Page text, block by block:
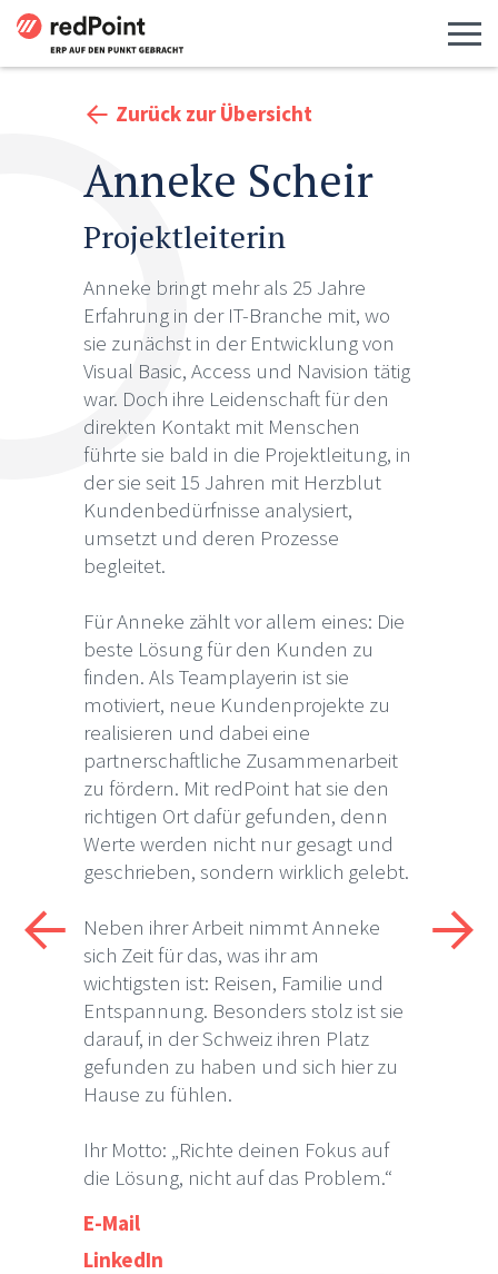
Zurück zur Übersicht
Anneke Scheir
Projektleiterin
Anneke bringt mehr als 25 Jahre
Erfahrung in der IT-Branche mit, wo
sie zunächst in der Entwicklung von
Visual Basic, Access und Navision tätig
war. Doch ihre Leidenschaft für den
direkten Kontakt mit Menschen
führte sie bald in die Projektleitung, in
der sie seit 15 Jahren mit Herzblut
Kundenbedürfnisse analysiert,
umsetzt und deren Prozesse
begleitet.
Für Anneke zählt vor allem eines: Die
beste Lösung für den Kunden zu
finden. Als Teamplayerin ist sie
motiviert, neue Kundenprojekte zu
realisieren und dabei eine
partnerschaftliche Zusammenarbeit
zu fördern. Mit redPoint hat sie den
richtigen Ort dafür gefunden, denn
Werte werden nicht nur gesagt und
geschrieben, sondern wirklich gelebt.
Neben ihrer Arbeit nimmt Anneke
sich Zeit für das, was ihr am
wichtigsten ist: Reisen, Familie und
Entspannung. Besonders stolz ist sie
darauf, in der Schweiz ihren Platz
gefunden zu haben und sich hier zu
Hause zu fühlen.
Ihr Motto: „Richte deinen Fokus auf
die Lösung, nicht auf das Problem.“
E-Mail
LinkedIn